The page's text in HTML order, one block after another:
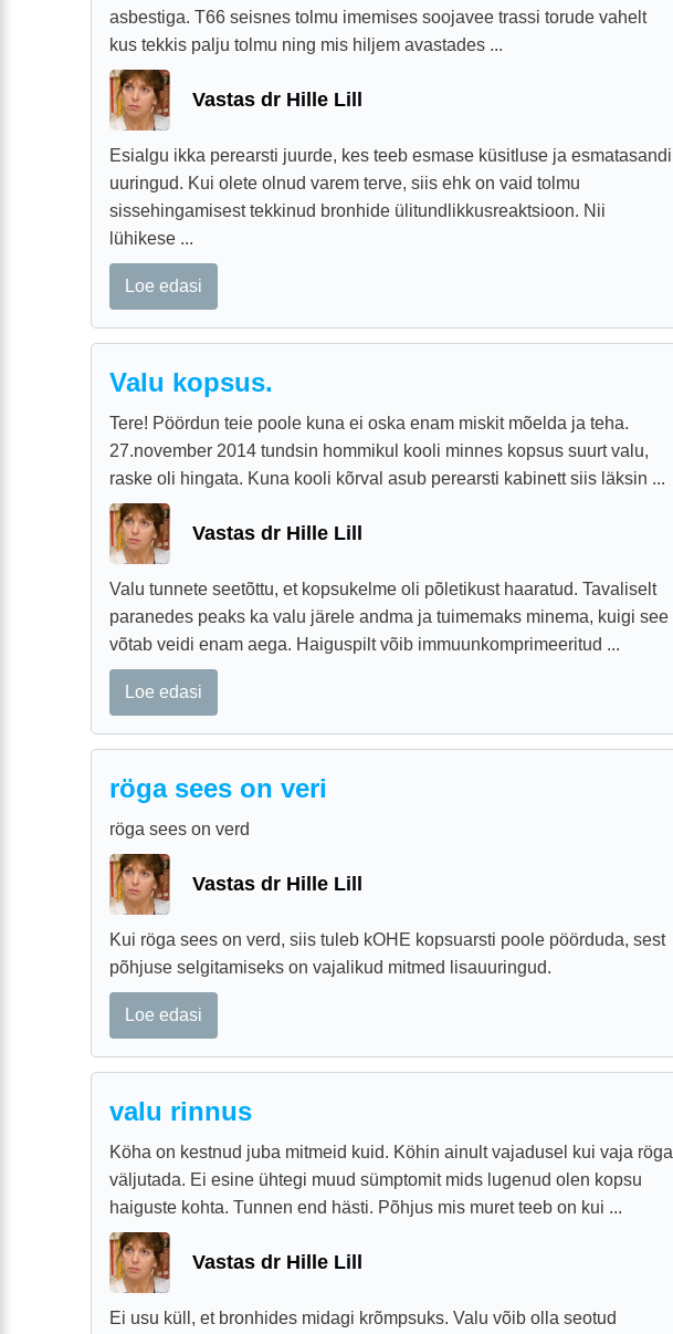
asbestiga. T66 seisnes tolmu imemises soojavee trassi torude vahelt
kus tekkis palju tolmu ning mis hiljem avastades ...
Vastas dr Hille Lill
Esialgu ikka perearsti juurde, kes teeb esmase küsitluse ja esmatasandi
uuringud. Kui olete olnud varem terve, siis ehk on vaid tolmu
sissehingamisest tekkinud bronhide ülitundlikkusreaktsioon. Nii
lühikese ...
Loe edasi
Valu kopsus.
Tere! Pöördun teie poole kuna ei oska enam miskit mõelda ja teha.
27.november 2014 tundsin hommikul kooli minnes kopsus suurt valu,
raske oli hingata. Kuna kooli kõrval asub perearsti kabinett siis läksin ...
Vastas dr Hille Lill
Valu tunnete seetõttu, et kopsukelme oli põletikust haaratud. Tavaliselt
paranedes peaks ka valu järele andma ja tuimemaks minema, kuigi see
võtab veidi enam aega. Haiguspilt võib immuunkomprimeeritud ...
Loe edasi
röga sees on veri
röga sees on verd
Vastas dr Hille Lill
Kui röga sees on verd, siis tuleb kOHE kopsuarsti poole pöörduda, sest
põhjuse selgitamiseks on vajalikud mitmed lisauuringud.
Loe edasi
valu rinnus
Köha on kestnud juba mitmeid kuid. Köhin ainult vajadusel kui vaja röga
väljutada. Ei esine ühtegi muud sümptomit mids lugenud olen kopsu
haiguste kohta. Tunnen end hästi. Põhjus mis muret teeb on kui ...
Vastas dr Hille Lill
Ei usu küll, et bronhides midagi krõmpsuks. Valu võib olla seotud